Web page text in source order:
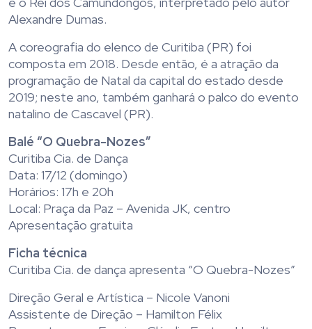
Alexandre Dumas.
A coreografia do elenco de Curitiba (PR) foi
composta em 2018. Desde então, é a atração da
programação de Natal da capital do estado desde
2019; neste ano, também ganhará o palco do evento
natalino de Cascavel (PR).
Balé “O Quebra-Nozes”
Curitiba Cia. de Dança
Data: 17/12 (domingo)
Horários: 17h e 20h
Local: Praça da Paz – Avenida JK, centro
Apresentação gratuita
Ficha técnica
Curitiba Cia. de dança apresenta “O Quebra-Nozes”
Direção Geral e Artística – Nicole Vanoni
Assistente de Direção – Hamilton Félix